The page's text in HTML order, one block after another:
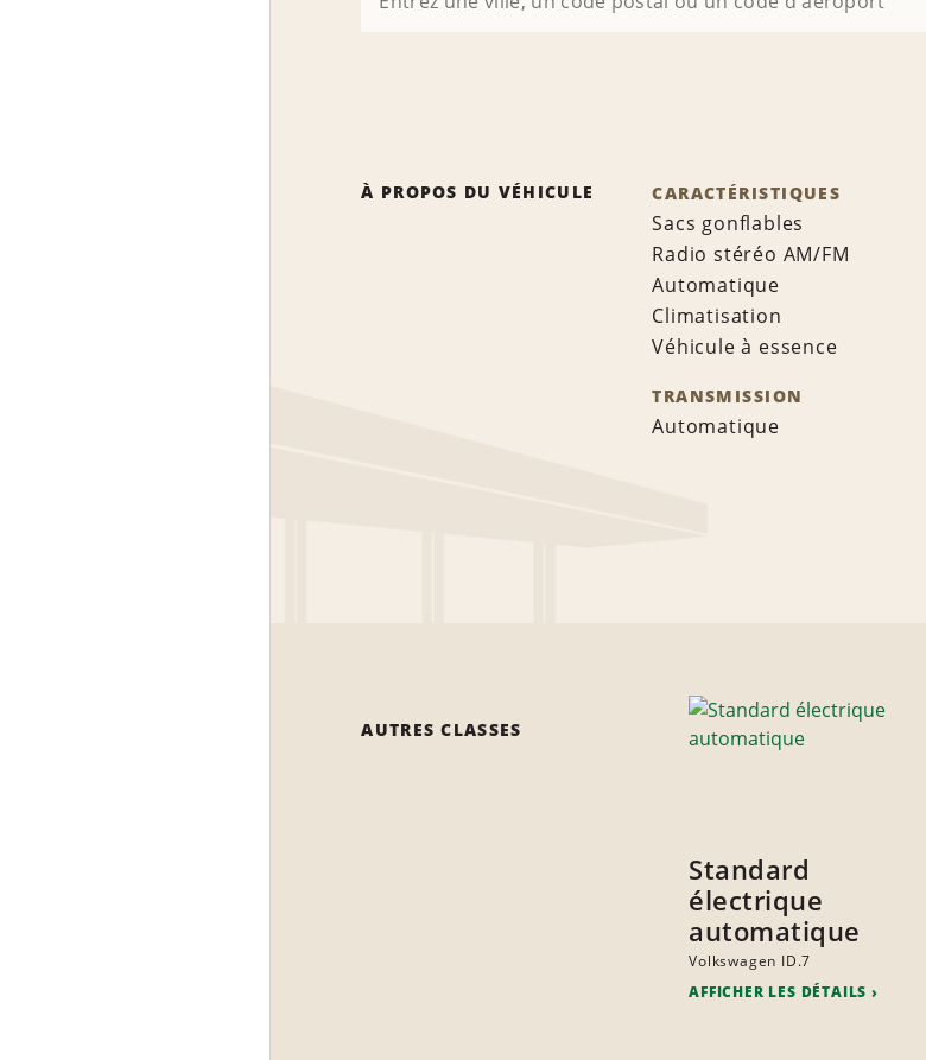
À PROPOS DU VÉHICULE CARACTÉRISTIQUES
Sacs gonflables
Radio stéréo AM/FM
Automatique
Climatisation
Véhicule à essence
TRANSMISSION
Automatique
AUTRES CLASSES
Standard
électrique
automatique
Volkswagen ID.7
AFFICHER LES DÉTAILS